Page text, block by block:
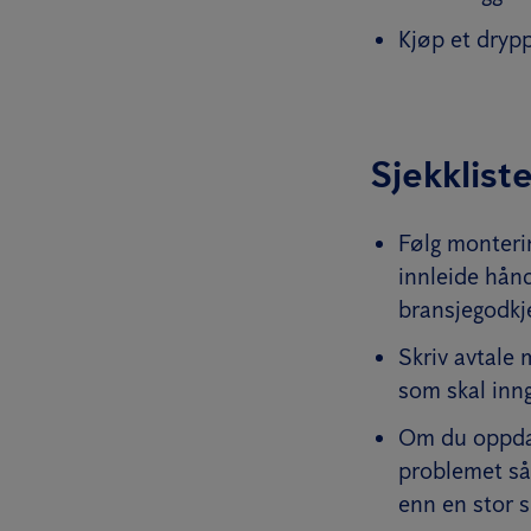
Kjøp et
Følg
innleide
Skriv avtale
som skal
Om du
problemet
enn en stor